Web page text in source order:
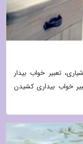
تعبیر خواب بیدار
خواب بیداری کشیدن